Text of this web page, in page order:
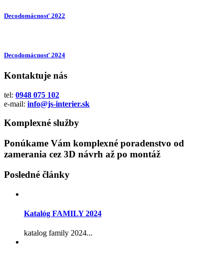
Decodomácnosť 2022
Decodomácnosť 2024
Kontaktuje nás
tel: 0948 075 102
e-mail: info@js-interier.sk
Komplexné služby
Ponúkame Vám komplexné poradenstvo od
zamerania cez 3D návrh až po montáž
Posledné články
Katalóg FAMILY 2024
katalog family 2024...